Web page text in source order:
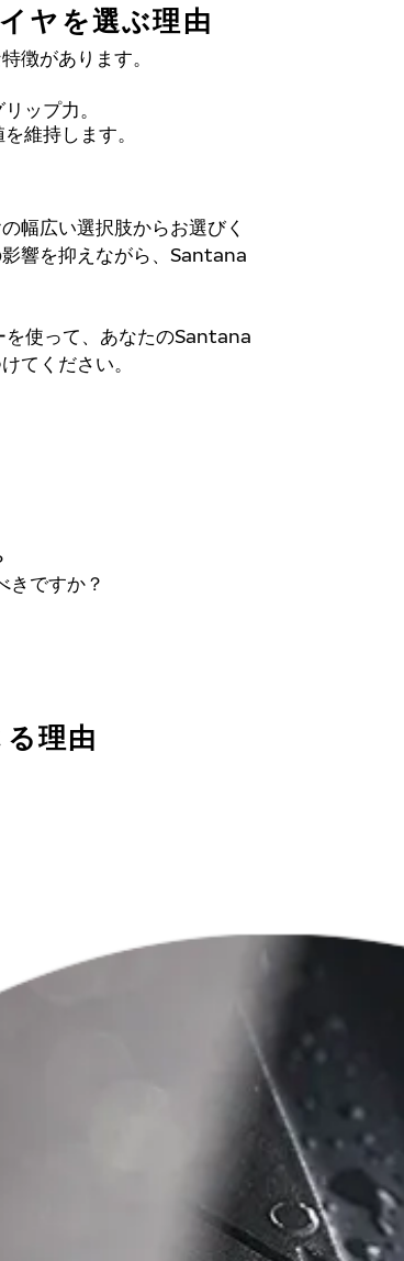
ヤを選ぶ理由
徴があります。
ップ力。
維持します。
幅広い選択肢からお選びく
響を抑えながら、Santana
を使って、あなたのSantana
てください。
きですか？
理由